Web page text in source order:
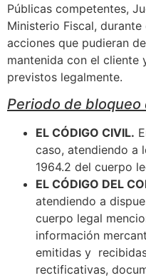
Públicas competentes,
Ministerio Fiscal,
acciones que pudieran
mantenida con el cliente
previstos legalmente.
Periodo de bloqueo
EL CÓDIGO CIVIL.
caso, atendiendo a
1964.2 del cuerpo
EL CÓDIGO DEL
atendiendo a
cuerpo legal
información
emitidas y
rectificativas,